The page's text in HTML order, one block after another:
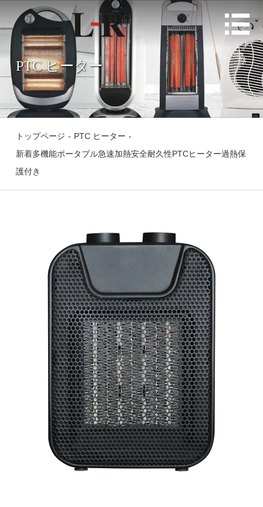

PTC ヒーター
トップページ - PTC ヒーター -
新着多機能ポータブル急速加熱安全耐久性PTCヒーター過熱保
護付き